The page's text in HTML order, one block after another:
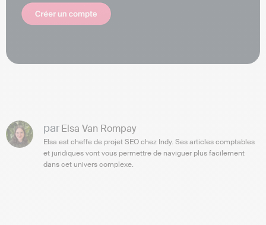
parElsa Van Rompay
Elsa est cheffe de projet SEO chez Indy. Ses articles comptables
et juridiques vont vous permettre de naviguer plus facilement
dans cet univers complexe.